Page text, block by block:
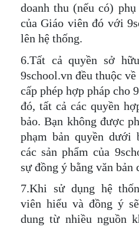
doanh thu (nếu có)
của Giáo viên đó với
lên hệ thống.
6.Tất cả quyền sở
9school.vn đều thuộc
cấp phép hợp pháp cho
đó, tất cả các quyền
bảo. Bạn không được
phạm bản quyền dưới
các sản phẩm của
sự đồng ý bằng văn bản
7.Khi sử dụng hệ
viên hiểu và đồng ý
dung từ nhiều nguồn